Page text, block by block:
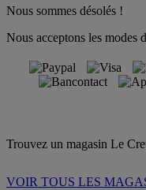
Nous sommes désolés !
Nous acceptons les modes
Trouvez un magasin Le
VOIR TOUS LES